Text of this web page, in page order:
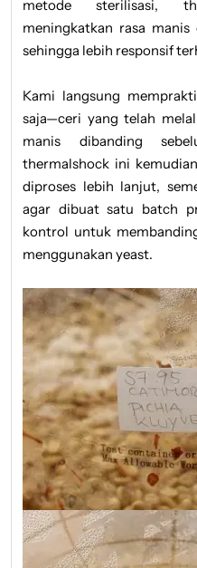
metode sterilisasi,
meningkatkan rasa
sehingga lebih responsif
Kami langsung
saja—ceri yang telah
manis dibanding
thermalshock ini
diproses lebih lanjut,
agar dibuat satu batch
kontrol untuk
menggunakan yeast.